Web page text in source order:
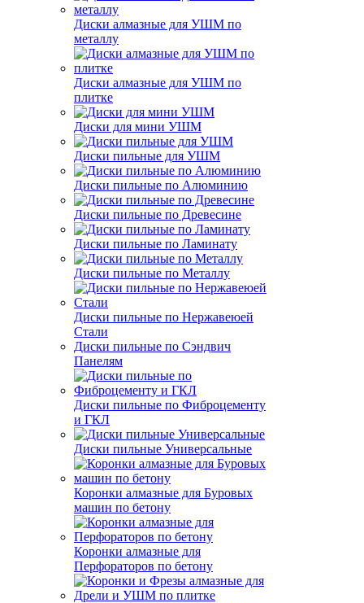
Диски алмазные для УШМ по
металлу
Диски алмазные для УШМ по
плитке
Диски для мини УШМ
Диски пильные для УШМ
Диски пильные по Алюминию
Диски пильные по Древесине
Диски пильные по Ламинату
Диски пильные по Металлу
Диски пильные по Нержавеюей
Стали
Диски пильные по Сэндвич
Панелям
Диски пильные по Фиброцементу
и ГКЛ
Диски пильные Универсальные
Коронки алмазные для Буровых
машин по бетону
Коронки алмазные для
Перфораторов по бетону